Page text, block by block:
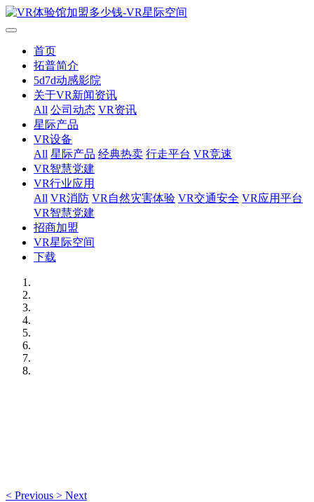
首页
拓普简介
5d7d动感影院
关于VR新闻资讯
All 公司动态 VR资讯
星际产品
VR设备
All 星际产品 经典热卖 行走平台 VR竞速
VR智慧党建
VR行业应用
All VR消防 VR自然灾害体验 VR交通安全 VR应用平台
VR智慧党建
招商加盟
VR星际空间
下载
< Previous > Next